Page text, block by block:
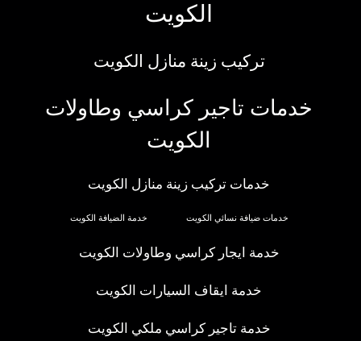
الكويت
تركيب زينة منازل الكويت
خدمات تاجير كراسي وطاولات
الكويت
خدمات تركيب زينة منازل الكويت
خدمات ضيافة نسائي الكويت خدمة الضيافة الكويت
خدمة ايجار كراسي وطاولات الكويت
خدمة ايقاف السيارات الكويت
خدمة تاجير كراسي ملكي الكويت